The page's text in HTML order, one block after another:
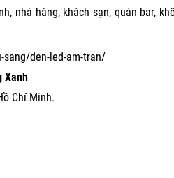
nhà hàng, khách sạn, quán bar,
den-led-am-tran/
Xanh
Chí Minh.